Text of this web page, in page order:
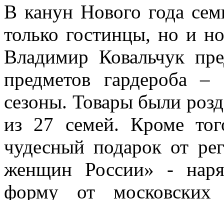
В канун Нового года
только гостинцы, но и
Владимир Ковальчук
предметов гардероба
сезоны. Товары были
из 27 семей. Кроме
чудесный подарок от
женщин России» -
форму от московских